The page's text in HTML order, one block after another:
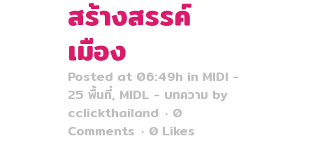
สร้างสรรค์
เมือง
Posted at 06:49h in MIDI -
25 พื้นที่, MIDL - บทความ by
cclickthailand
0
Comments
0 Likes